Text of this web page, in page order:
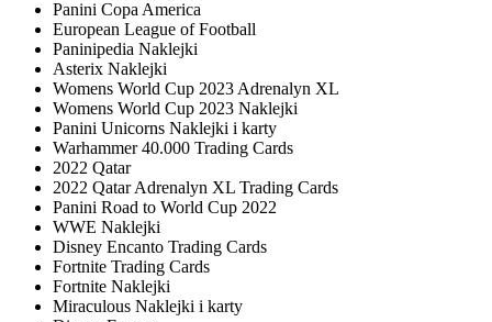
Panini Copa America
European League of Football
Paninipedia Naklejki
Asterix Naklejki
Womens World Cup 2023 Adrenalyn XL
Womens World Cup 2023 Naklejki
Panini Unicorns Naklejki i karty
Warhammer 40.000 Trading Cards
2022 Qatar
2022 Qatar Adrenalyn XL Trading Cards
Panini Road to World Cup 2022
WWE Naklejki
Disney Encanto Trading Cards
Fortnite Trading Cards
Fortnite Naklejki
Miraculous Naklejki i karty